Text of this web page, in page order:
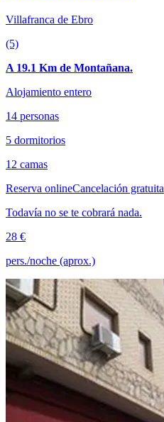
Villafranca de Ebro
(5)
A 19.1 Km de Montañana.
Alojamiento entero
14 personas
5 dormitorios
12 camas
Reserva onlineCancelación gratuita
Todavía no se te cobrará nada.
28 €
pers./noche (aprox.)